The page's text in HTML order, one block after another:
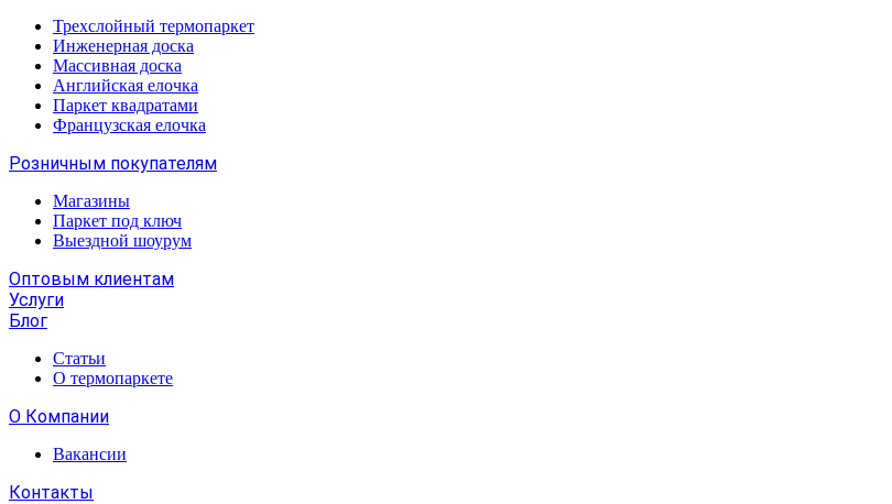
Трехслойный термопаркет
Инженерная доска
Массивная доска
Английская елочка
Паркет квадратами
Французская елочка
Розничным покупателям
Магазины
Паркет под ключ
Выездной шоурум
Оптовым клиентам
Услуги
Блог
Статьи
О термопаркете
О Компании
Вакансии
Контакты